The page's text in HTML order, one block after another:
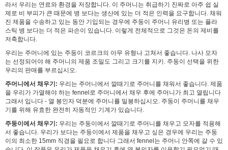
라서 우리는 연료와 환경을 저장합니다. 이 주머니는 취급하기 진짜로 아주 쉽 실
제로 비 부피가 큰 때문에 병 보다는 생산에 있는 더 적은 인력을 요구합니다. 채워
진 제품을 수송하고 있는 동안 기입되는 경우에 주둥이 주머니 유리병 또는 플라
스틱 병 보다는 더 적은 파손이 있습니다. 이렇게 전체적으로 그것은 돈의 제비를
저축합니다.
우리는 주머니에 있는 주둥이 코르크의 아무 유형나 고쳐서 좋습니다. 나사 모자
는 선정되어야 해 주머니의 제품 조밀도 그리고 크기를 지키. 주둥이 선택을 위한
우리의 판매를 부르십시오.
주머니에서 채우기: 우리는 주머니에서 깔때기로 주머니를 채워서 좋습니다. 제품
을 우리가 가열해야 하는 fennel로 주머니에서 채우 후에 주머니가 최고 열립니다
그래서 입니다 - 열 봉인자 덕분에 주머니를 밀봉하십시오. 주둥이 주머니를 채우
기를 위해 유효한 완전히 자동적인 기계가 있습니다.
주둥이에서 채우기: 우리는 주둥이에서 깔때기로 주머니를 채우고 모자를 적용해
서 좋습니다. 우리가 보다는 주둥이에서 제품을 채우고 싶은 경우에 우리는 주둥
이의 최소한 15mm 직경을 필요로 합니다 그래서 fennel는 주머니 안쪽에 갈 수 있